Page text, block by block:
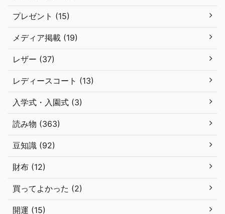
プレゼント (15)
メディア掲載 (19)
レザー (37)
レディースコート (13)
入学式・入園式 (3)
読み物 (363)
豆知識 (92)
財布 (12)
買ってよかった (2)
開運 (15)